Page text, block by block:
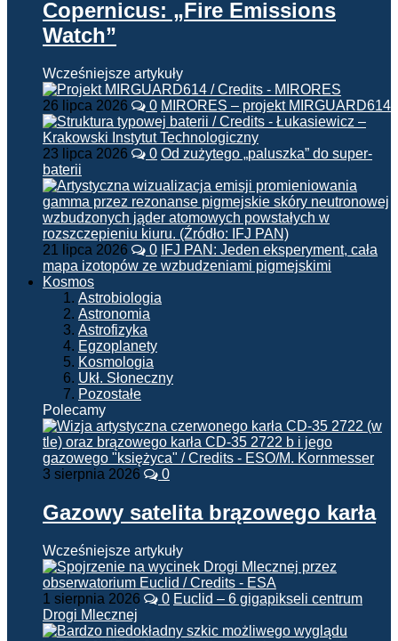
Copernicus: „Fire Emissions
Watch”
Wcześniejsze artykuły
26 lipca 2026 0 MIRORES – projekt MIRGUARD614
23 lipca 2026 0 Od zużytego „paluszka” do super-
baterii
21 lipca 2026 0 IFJ PAN: Jeden eksperyment, cała
mapa izotopów ze wzbudzeniami pigmejskimi
Kosmos
Astrobiologia
Astronomia
Astrofizyka
Egzoplanety
Kosmologia
Ukł. Słoneczny
Pozostałe
Polecamy
3 sierpnia 2026 0
Gazowy satelita brązowego karła
Wcześniejsze artykuły
1 sierpnia 2026 0 Euclid – 6 gigapikseli centrum
Drogi Mlecznej